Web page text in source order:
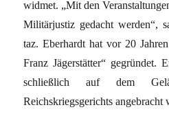
widmet. „Mit den
Militärjustiz gedacht werden“,
taz. Eberhardt hat vor 20
Franz Jägerstätter“ gegründet.
schließlich auf dem
Reichskriegsgerichts angebracht